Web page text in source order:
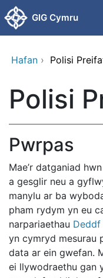
Neidio i'r prif gynnwy
GIG Cymru
Hafan › Polisi
Polisi
Pwrpas
Mae’r datganiad
a gesglir neu a
manylu ar ba
pham rydym yn eu
narpariaethau Deddf
yn cymryd mesurau
data ar ein gwefan.
ei llywodraethu gan